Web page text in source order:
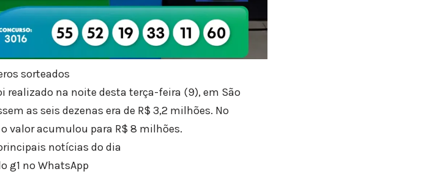
sorteados
realizado na noite desta terça-feira (9), em São
as seis dezenas era de R$ 3,2 milhões. No
valor acumulou para R$ 8 milhões.
notícias do dia
g1 no WhatsApp